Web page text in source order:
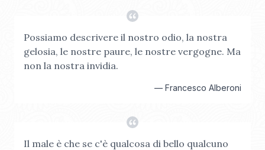
Possiamo descrivere il nostro odio, la nostra
gelosia, le nostre paure, le nostre vergogne. Ma
non la nostra invidia.
— Francesco Alberoni
Il male è che se c'è qualcosa di bello qualcuno